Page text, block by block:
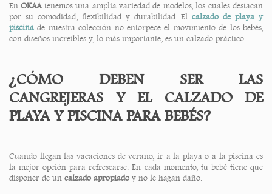
En OKAAtenemos una amplia variedad de modelos, los cuales destacan
por su comodidad, flexibilidad y durabilidad. Elcalzado de playa y
piscina de nuestra colección no entorpece el movimiento de los bebés,
con diseños increíbles y, lo más importante, es un calzado práctico.
¿CÓMO DEBEN SER LAS
CANGREJERAS Y EL CALZADO DE
PLAYA Y PISCINA PARA BEBÉS?
Cuando llegan las vacaciones de verano, ir a la playa o a la piscina es
la mejor opción para refrescarse. En cada momento, tu bebé tiene que
disponer de un calzado apropiado y no le hagan daño.